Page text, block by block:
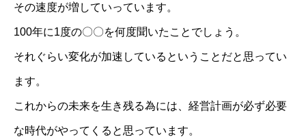
その速度が増していっています。
100年に1度の〇〇を何度聞いたことでしょう。
それぐらい変化が加速しているということだと思ってい
ます。
これからの未来を生き残る為には、経営計画が必ず必要
な時代がやってくると思っています。